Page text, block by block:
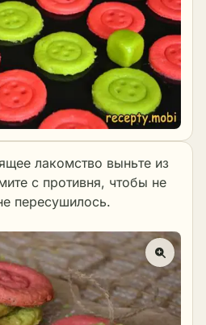
лакомство выньте из
с противня, чтобы не
пересушилось.